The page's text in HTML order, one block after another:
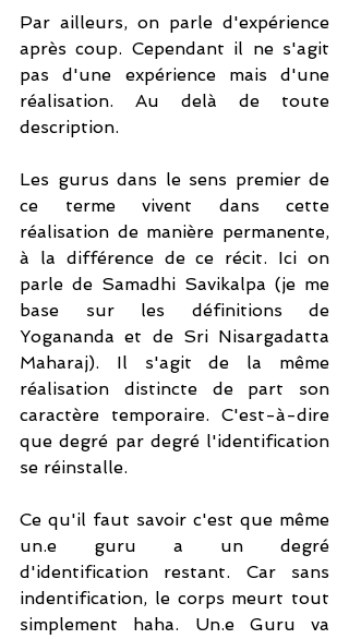
Par ailleurs, on parle d'expérience
après coup. Cependant il ne s'agit
pas d'une expérience mais d'une
réalisation. Au delà de toute
description.
Les gurus dans le sens premier de
ce terme vivent dans cette
réalisation de manière permanente,
à la différence de ce récit. Ici on
parle de Samadhi Savikalpa (je me
base sur les définitions de
Yogananda et de Sri Nisargadatta
Maharaj). Il s'agit de la même
réalisation distincte de part son
caractère temporaire. C'est-à-dire
que degré par degré l'identification
se réinstalle.
Ce qu'il faut savoir c'est que même
un.e guru a un degré
d'identification restant. Car sans
indentification, le corps meurt tout
simplement haha. Un.e Guru va